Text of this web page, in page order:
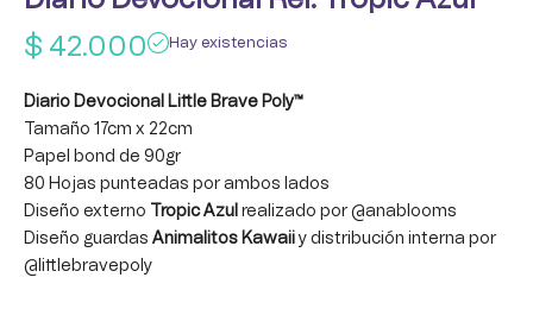
$ 42.000 Hay existencias
Diario Devocional Little Brave Poly™
Tamaño 17cm x 22cm
Papel bond de 90gr
80 Hojas punteadas por ambos lados
Diseño externo
Tropic Azul realizado por @anablooms
Diseño guardas Animalitos Kawaii y distribución interna por
@littlebravepoly